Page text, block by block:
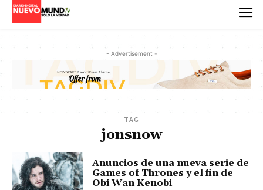
- Advertisement -
TAG
jonsnow
Anuncios de una nueva serie de
Games of Thrones y el fin de
Obi Wan Kenobi